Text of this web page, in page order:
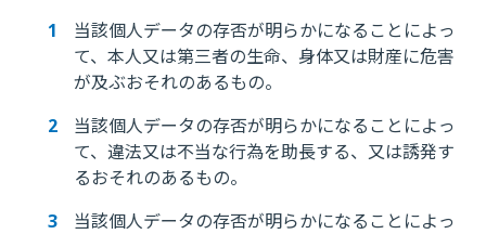
当該個人データの存否が明らかになることによっ
て、本人又は第三者の生命、身体又は財産に危害
が及ぶおそれのあるもの。
当該個人データの存否が明らかになることによっ
て、違法又は不当な行為を助長する、又は誘発す
るおそれのあるもの。
当該個人データの存否が明らかになることによっ